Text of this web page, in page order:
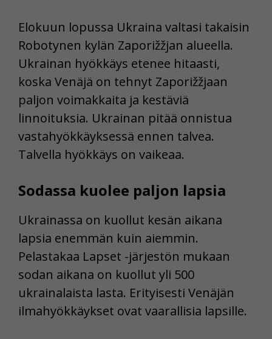
Elokuun lopussa Ukraina valtasi takaisin
Robotynen kylän Zaporižžjan alueella.
Ukrainan hyökkäys etenee hitaasti,
koska Venäjä on tehnyt Zaporižžjaan
paljon voimakkaita ja kestäviä
linnoituksia. Ukrainan pitää onnistua
vastahyökkäyksessä ennen talvea.
Talvella hyökkäys on vaikeaa.
Sodassa kuolee paljon lapsia
Ukrainassa on kuollut kesän aikana
lapsia enemmän kuin aiemmin.
Pelastakaa Lapset -järjestön mukaan
sodan aikana on kuollut yli 500
ukrainalaista lasta. Erityisesti Venäjän
ilmahyökkäykset ovat vaarallisia lapsille.